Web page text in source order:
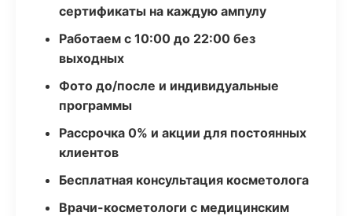
сертификаты на каждую ампулу
Работаем с 10:00 до 22:00 без
выходных
Фото до/после и индивидуальные
программы
Рассрочка 0% и акции для постоянных
клиентов
Бесплатная консультация косметолога
Врачи-косметологи с медицинским